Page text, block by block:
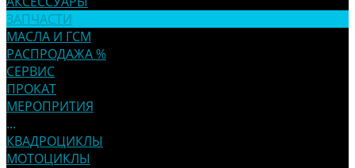
ЗАПЧАСТИ
МАСЛА И ГСМ
РАСПРОДАЖА %
СЕРВИС
ПРОКАТ
МЕРОПРИТИЯ
...
КВАДРОЦИКЛЫ
МОТОЦИКЛЫ